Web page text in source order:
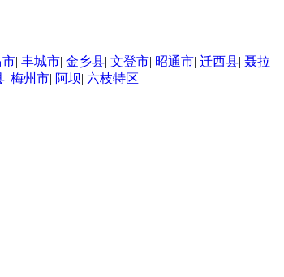
市| 丰城市| 金乡县| 文登市| 昭通市| 迁西县| 聂拉
| 梅州市| 阿坝| 六枝特区|